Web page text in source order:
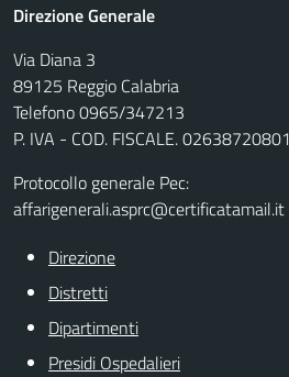
Direzione Generale
Via Diana 3
89125 Reggio Calabria
Telefono 0965/347213
P. IVA - COD. FISCALE. 02638720801
Protocollo generale Pec:
affarigenerali.asprc@certificatamail.it
Direzione
Distretti
Dipartimenti
Presidi Ospedalieri